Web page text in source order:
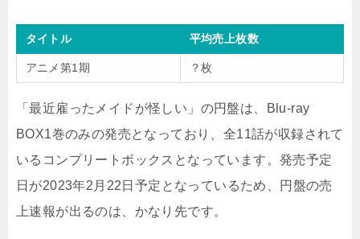
タイトル 平均売上枚数
アニメ第1期 ？枚
「最近雇ったメイドが怪しい」の円盤は、Blu-ray
BOX1巻のみの発売となっており、全11話が収録されて
いるコンプリートボックスとなっています。発売予定
日が2023年2月22日予定となっているため、円盤の売
上速報が出るのは、かなり先です。